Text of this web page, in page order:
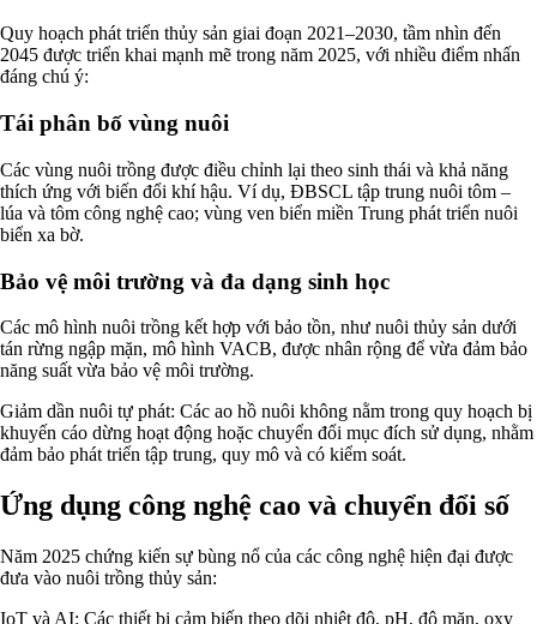
Quy hoạch phát triển thủy sản giai đoạn 2021–2030, tầm nhìn đến
2045 được triển khai mạnh mẽ trong năm 2025, với nhiều điểm nhấn
đáng chú ý:
Tái phân bố vùng nuôi
Các vùng nuôi trồng được điều chỉnh lại theo sinh thái và khả năng
thích ứng với biến đổi khí hậu. Ví dụ, ĐBSCL tập trung nuôi tôm –
lúa và tôm công nghệ cao; vùng ven biển miền Trung phát triển nuôi
biển xa bờ.
Bảo vệ môi trường và đa dạng sinh học
Các mô hình nuôi trồng kết hợp với bảo tồn, như nuôi thủy sản dưới
tán rừng ngập mặn, mô hình VACB, được nhân rộng để vừa đảm bảo
năng suất vừa bảo vệ môi trường.
Giảm dần nuôi tự phát: Các ao hồ nuôi không nằm trong quy hoạch bị
khuyến cáo dừng hoạt động hoặc chuyển đổi mục đích sử dụng, nhằm
đảm bảo phát triển tập trung, quy mô và có kiểm soát.
Ứng dụng công nghệ cao và chuyển đổi số
Năm 2025 chứng kiến sự bùng nổ của các công nghệ hiện đại được
đưa vào nuôi trồng thủy sản:
IoT và AI: Các thiết bị cảm biến theo dõi nhiệt độ, pH, độ mặn, oxy